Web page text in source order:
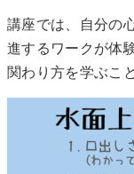
講座では、自分の
進するワークが体
関わり方を学ぶこ